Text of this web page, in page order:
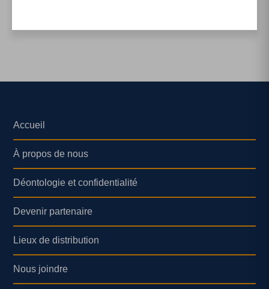
Accueil
À propos de nous
Déontologie et confidentialité
Devenir partenaire
Lieux de distribution
Nous joindre